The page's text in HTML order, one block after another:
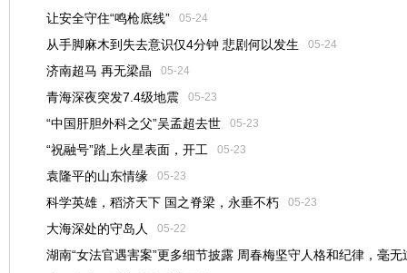
让安全守住“鸣枪底线” 05-24
从手脚麻木到失去意识仅4分钟 悲剧何以发生 05-24
济南超马 再无梁晶 05-24
青海深夜突发7.4级地震 05-23
“中国肝胆外科之父”吴孟超去世 05-23
“祝融号”踏上火星表面，开工 05-23
袁隆平的山东情缘 05-23
科学英雄，稻济天下 国之脊梁，永垂不朽 05-23
大海深处的守岛人 05-22
湖南“女法官遇害案”更多细节披露 周春梅坚守人格和纪律，毫无